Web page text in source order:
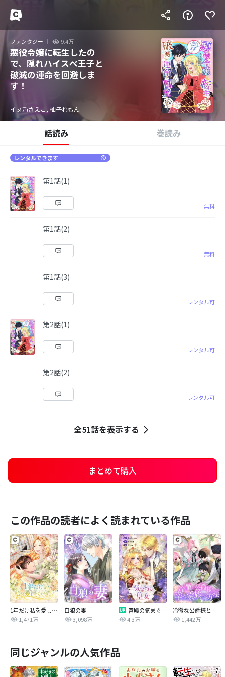
ファンタジー 9.4万
悪役令嬢に転生したの
で、隠れハイスペ王子と
破滅の運命を回避しま
す！
イヌ乃さえこ, 柚子れもん
話読み 巻読み
レンタルできます
第1話(1)
無料
第1話(2)
無料
第1話(3)
レンタル可
第2話(1)
レンタル可
第2話(2)
レンタル可
全51話を表示する
まとめて購入
この作品の読者によく読まれている作品
1年だけ私を愛してください
1,471万
白狼の妻
3,098万
宮殿の気まぐれ皇女【タテヨミ】
4.3万
冷徹な公爵様と幸せな家族になる方法
1,442万
同じジャンルの人気作品